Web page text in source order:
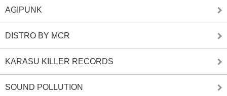
AGIPUNK
DISTRO BY MCR
KARASU KILLER RECORDS
SOUND POLLUTION